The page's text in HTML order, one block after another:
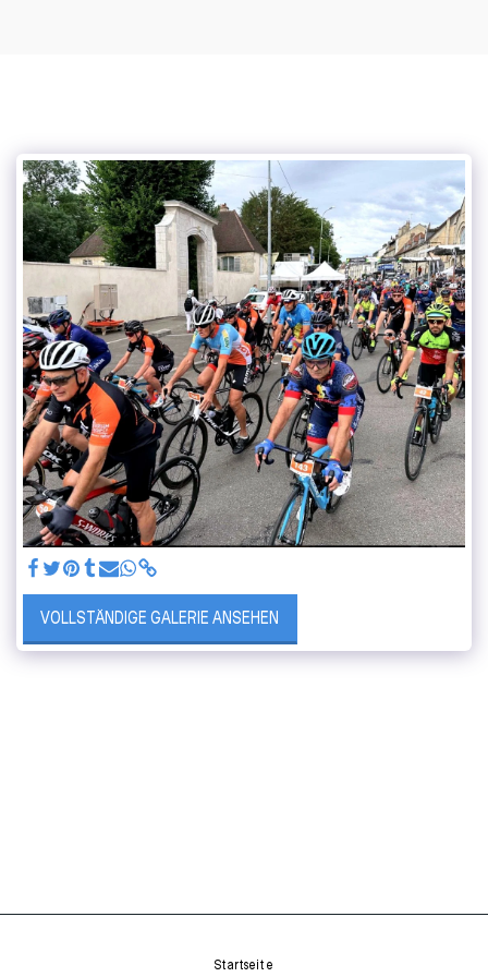
VOLLSTÄNDIGE GALERIE ANSEHEN
Startseite